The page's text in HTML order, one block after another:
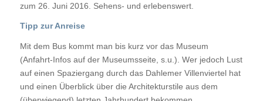
zum 26. Juni 2016. Sehens- und erlebenswert.
Tipp zur Anreise
Mit dem Bus kommt man bis kurz vor das Museum
(Anfahrt-Infos auf der Museumsseite, s.u.). Wer jedoch Lust
auf einen Spaziergang durch das Dahlemer Villenviertel hat
und einen Überblick über die Architekturstile aus dem